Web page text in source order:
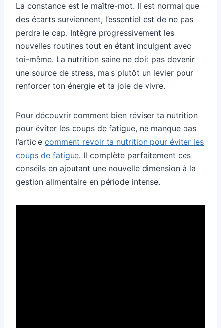
La constance est le maître-mot. Il est normal que
des écarts surviennent, l’essentiel est de ne pas
perdre le cap. Intègre progressivement les
nouvelles routines tout en étant indulgent avec
toi-même. La nutrition saine ne doit pas devenir
une source de stress, mais plutôt un levier pour
renforcer ton énergie et ta joie de vivre.
Pour découvrir comment bien réviser ta nutrition
pour éviter les coups de fatigue, ne manque pas
l’article comment revoir ta nutrition pour éviter les
coups de fatigue. Il complète parfaitement ces
conseils en ajoutant une nouvelle dimension à la
gestion alimentaire en période intense.